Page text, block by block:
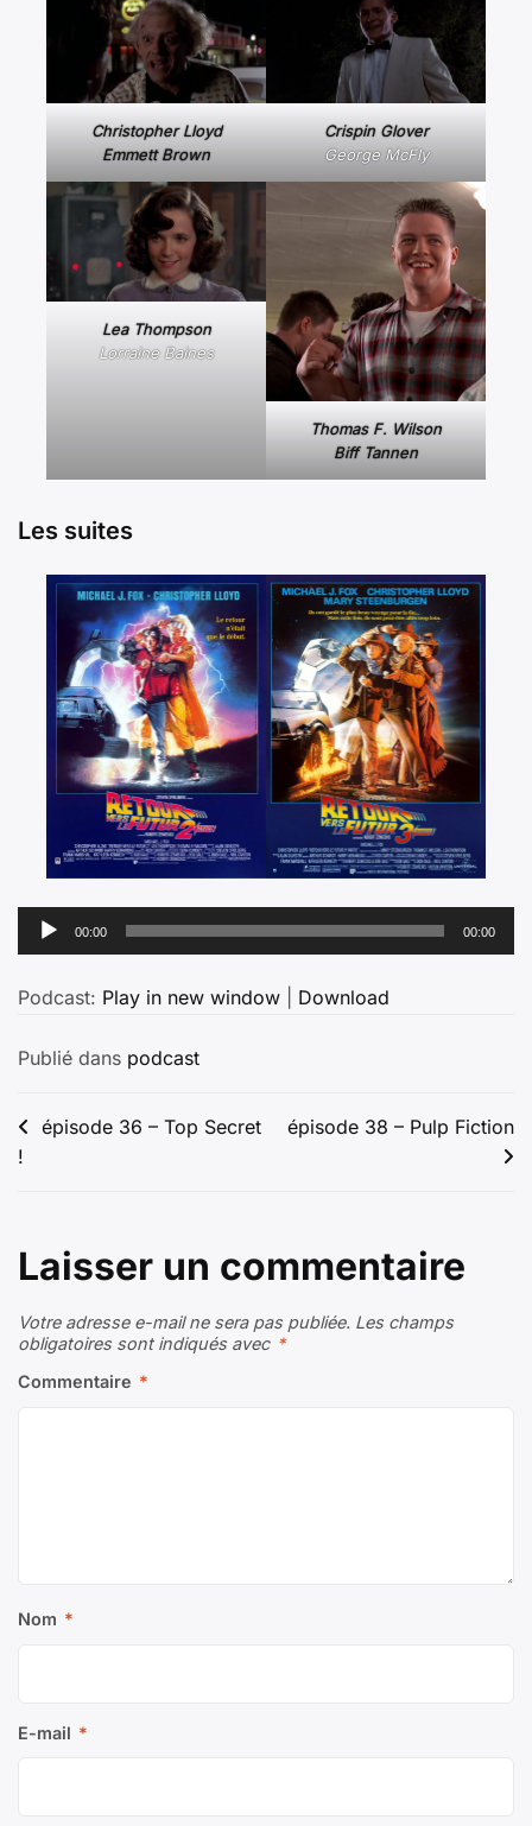
Christopher Lloyd
Emmett Brown
Crispin Glover
George McFly
Lea Thompson
Lorraine Baines
Thomas F. Wilson
Biff Tannen
Les suites
Lecteur
audio
00:00 00:00
Podcast: Play in new window Download
Publié dans podcast
Navigation
de
épisode 36 – Top Secret
!
épisode 38 – Pulp Fiction
Laisser un commentaire
Votre adresse e-mail ne sera pas publiée. Les champs
obligatoires sont indiqués avec *
Commentaire *
Nom *
E-mail *